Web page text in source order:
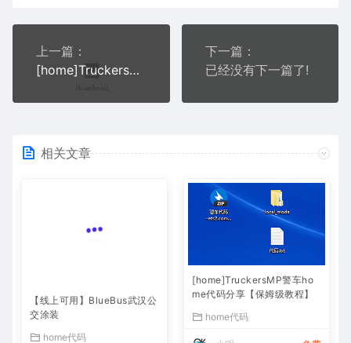
上一篇：
[home]TruckersMP警车home代码分享【保姆级教程】
下一篇：
已经没有下一篇了!
相关文章
【线上可用】BlueBus武汉公
交涂装
home代码
[home]TruckersMP警车ho
me代码分享【保姆级教程】
home代码